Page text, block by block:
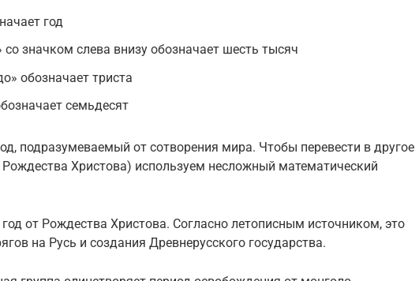
год
со значком слева внизу обозначает шесть тысяч
обозначает триста
семьдесят
подразумеваемый от сотворения мира. Чтобы перевести в другое
Рождества Христова) используем несложный математический
от Рождества Христова. Согласно летописным источником, это
на Русь и создания Древнерусского государства.